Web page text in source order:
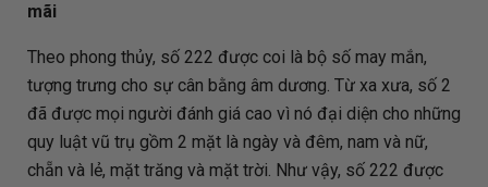
mãi
Theo phong thủy, số 222 được coi là bộ số may mắn,
tượng trưng cho sự cân bằng âm dương. Từ xa xưa, số 2
đã được mọi người đánh giá cao vì nó đại diện cho những
quy luật vũ trụ gồm 2 mặt là ngày và đêm, nam và nữ,
chẵn và lẻ, mặt trăng và mặt trời. Như vậy, số 222 được